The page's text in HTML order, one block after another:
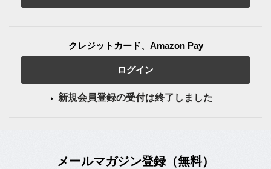
クレジットカード、Amazon Pay
ログイン
新規会員登録の受付は終了しました
メールマガジン登録（無料）